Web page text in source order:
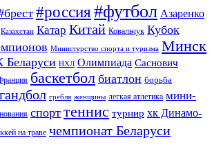
#россия#футбол Азаренко
Казахстан Катар Китай Ковальчук Кубок
Министерство спорта и туризма Минск
НХЛ Олимпиада Саснович
баскетбол биатлон борьба
гандбол гребля женщины легкая атлетика мини-
спорт теннис турнир хк Динамо-
на траве чемпионат Беларуси